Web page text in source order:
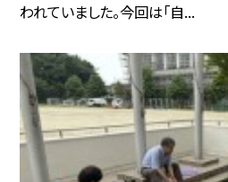
われていました。今回は「自...